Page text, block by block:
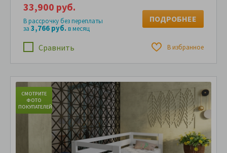
Сравнить В избранное
33,900 руб.
В рассрочку без переплаты
за 3,766 руб.в месяц
ПОДРОБНЕЕ
СМОТРИТЕ
ФОТО
ПОКУПАТЕЛЕЙ